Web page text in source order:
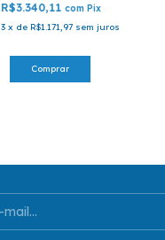
R$3.340,11 com Pix
3 x de R$1.171,97 sem juros